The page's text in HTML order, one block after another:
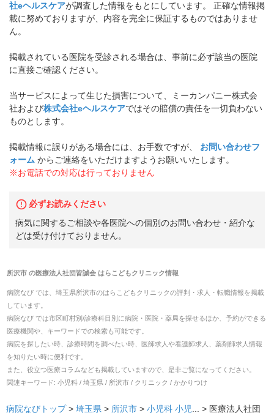
社eヘルスケアが調査した情報をもとにしています。 正確な情報掲
載に努めておりますが、内容を完全に保証するものではありませ
ん。
掲載されている医院を受診される場合は、事前に必ず該当の医院
に直接ご確認ください。
当サービスによって生じた損害について、ミーカンパニー株式会
社および株式会社eヘルスケアではその賠償の責任を一切負わない
ものとします。
掲載情報に誤りがある場合には、お手数ですが、
お問い合わせフ
ォーム からご連絡をいただけますようお願いいたします。
※お電話での対応は行っておりません
必ずお読みください
病気に関するご相談や各医院への個別のお問い合わせ・紹介な
どは受け付けておりません。
所沢市の医療法人社団皆誠会 はらこどもクリニック情報
病院なび では、 埼玉県所沢市のはらこどもクリニックの評判・求人・転職情報を掲載
しています。
病院なび では市区町村別/診療科目別に病院・医院・薬局を探せるほか、予約ができる
医療機関や、キーワードでの検索も可能です。
病院を探したい時、診療時間を調べたい時、医師求人や看護師求人、薬剤師求人情報
を知りたい時に便利です。
また、役立つ医療コラムなども掲載していますので、是非ご覧になってください。
関連キーワード: 小児科 / 埼玉県 / 所沢市 / クリニック / かかりつけ
病院なびトップ > 埼玉県 > 所沢市 > 小児科 小児 ... > 医療法人社団